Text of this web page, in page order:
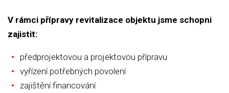
V rámci přípravy revitalizace objektu jsme schopni
zajistit:
předprojektovou a projektovou přípravu
vyřízení potřebných povolení
zajištění financování